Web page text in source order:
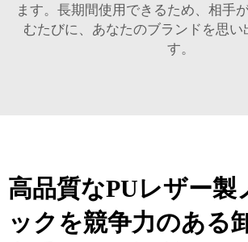
ます。長期間使用できるため、相手
むたびに、あなたのブランドを思い
す。
高品質なPUレザー製
ックを競争力のある